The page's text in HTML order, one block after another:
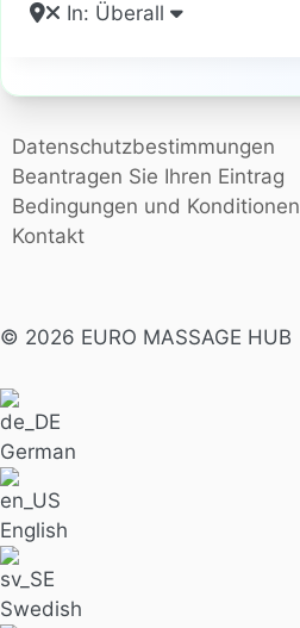
In: Überall
Datenschutzbestimmungen
Beantragen Sie Ihren Eintrag
Bedingungen und Konditionen
Kontakt
© 2026 EURO MASSAGE HUB
German
English
Swedish